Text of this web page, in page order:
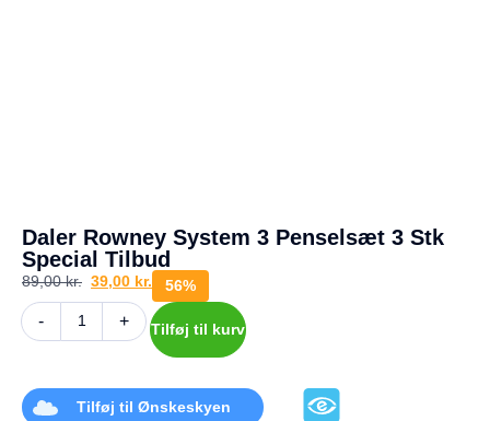
kurv
er
tom.
Daler Rowney System 3 Penselsæt 3 Stk
Special Tilbud
89,00kr. 39,00 kr. 56%
- + Tilføj til kurv
Tilføj til Ønskeskyen